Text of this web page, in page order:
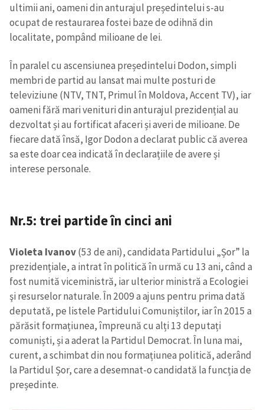
ultimii ani, oameni din anturajul președintelui s-au
ocupat de restaurarea fostei baze de odihnă din
localitate, pompând milioane de lei.
În paralel cu ascensiunea președintelui Dodon, simpli
membri de partid au lansat mai multe posturi de
televiziune (NTV, TNT, Primul în Moldova, Accent TV), iar
oameni fără mari venituri din anturajul prezidențial au
dezvoltat și au fortificat afaceri și averi de milioane. De
fiecare dată însă, Igor Dodon a declarat public că averea
sa este doar cea indicată în declarațiile de avere și
interese personale.
Nr.5: trei partide în cinci ani
Violeta Ivanov(53 de ani), candidata Partidului „Șor” la
prezidențiale, a intrat în politică în urmă cu 13 ani, când a
fost numită viceministră, iar ulterior ministră a Ecologiei
şi resurselor naturale. În 2009 a ajuns pentru prima dată
deputată, pe listele Partidului Comuniștilor, iar în 2015 a
părăsit formațiunea, împreună cu alți 13 deputați
comuniști, și a aderat la Partidul Democrat. În luna mai,
curent, a schimbat din nou formațiunea politică, aderând
la Partidul Șor, care a desemnat-o candidată la funcția de
președinte.